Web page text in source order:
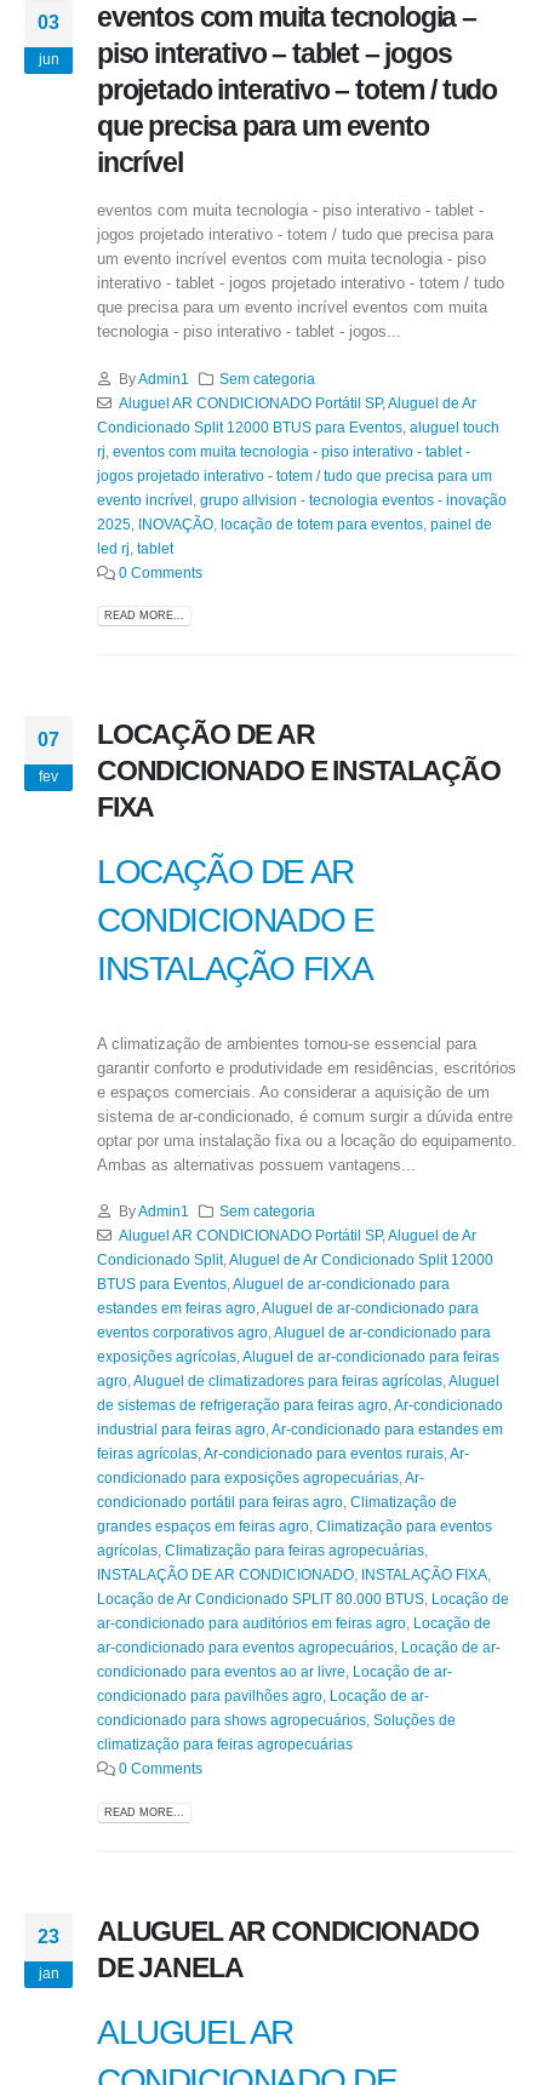
03
jun
eventos com muita tecnologia –
piso interativo – tablet – jogos
projetado interativo – totem / tudo
que precisa para um evento
incrível
eventos com muita tecnologia - piso interativo - tablet -
jogos projetado interativo - totem / tudo que precisa para
um evento incrível eventos com muita tecnologia - piso
interativo - tablet - jogos projetado interativo - totem / tudo
que precisa para um evento incrível eventos com muita
tecnologia - piso interativo - tablet - jogos...
By Admin1
Sem categoria
Aluguel AR CONDICIONADO Portátil SP, Aluguel de Ar
Condicionado Split 12000 BTUS para Eventos aluguel touch
rj eventos com muita tecnologia - piso interativo - tablet -
jogos projetado interativo - totem / tudo que precisa para um
evento incrível grupo allvision - tecnologia eventos - inovação
2025 INOVAÇÃO locação de totem para eventos painel de
led rj tablet
0 Comments
READ MORE...
07
fev
LOCAÇÃO DE AR
CONDICIONADO E INSTALAÇÃO
FIXA
LOCAÇÃO DE AR
CONDICIONADO E
INSTALAÇÃO FIXA
A climatização de ambientes tornou-se essencial para
garantir conforto e produtividade em residências, escritórios
e espaços comerciais. Ao considerar a aquisição de um
sistema de ar-condicionado, é comum surgir a dúvida entre
optar por uma instalação fixa ou a locação do equipamento.
Ambas as alternativas possuem vantagens...
ByAdmin1
Sem categoria
Aluguel AR CONDICIONADO Portátil SP, Aluguel de Ar
Condicionado Split, Aluguel de Ar Condicionado Split 12000
BTUS para Eventos Aluguel de ar-condicionado para
estandes em feiras agro Aluguel de ar-condicionado para
eventos corporativos agro Aluguel de ar-condicionado para
exposições agrícolas Aluguel de ar-condicionado para feiras
agro Aluguel de climatizadores para feiras agrícolas Aluguel
de sistemas de refrigeração para feiras agro Ar-condicionado
industrial para feiras agro Ar-condicionado para estandes em
feiras agrícolas Ar-condicionado para eventos rurais Ar-
condicionado para exposições agropecuárias Ar-
condicionado portátil para feiras agro Climatização de
grandes espaços em feiras agro Climatização para eventos
agrícolas Climatização para feiras agropecuárias
INSTALAÇÃO DE AR CONDICIONADO
INSTALAÇÃO FIXA
Locação de Ar Condicionado SPLIT 80.000 BTUS
Locação de
ar-condicionado para auditórios em feiras agro
Locação de
ar-condicionado para eventos agropecuários
Locação de ar-
condicionado para eventos ao ar livre
Locação de ar-
condicionado para pavilhões agro
Locação de ar-
condicionado para shows agropecuários Soluções de
climatização para feiras agropecuárias
0 Comments
READ MORE...
23
jan
ALUGUEL AR CONDICIONADO
DE JANELA
ALUGUEL AR